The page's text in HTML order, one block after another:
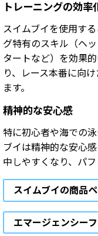
トレーニングの効率
スイムブイを使用す
グ特有のスキル（ヘ
タートなど）を効果
り、レース本番に向
ます。
精神的な安心感
特に初心者や海での
ブイは精神的な安心
中しやすくなり、パ
スイムブイの商品
エマージェンシー